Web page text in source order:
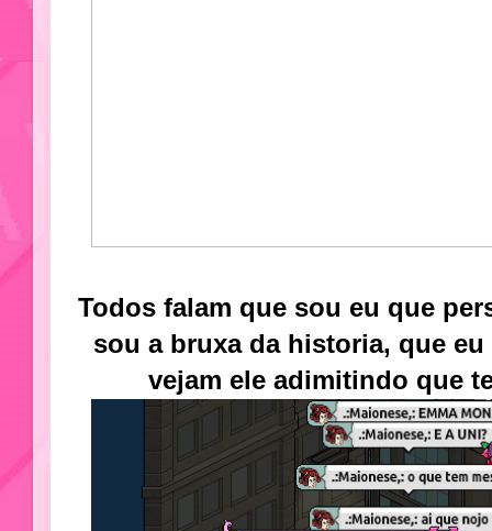
Todos falam que sou eu que
sou a bruxa da historia, que
vejam ele adimitindo que